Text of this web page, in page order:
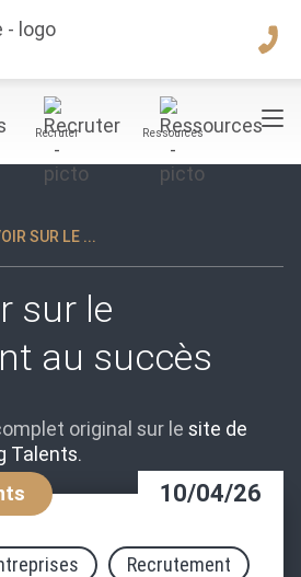
Recruter Ressources
SUR LE ...
sur le
au succès
original sur le site de
Talents.
10/04/26
Recrutement